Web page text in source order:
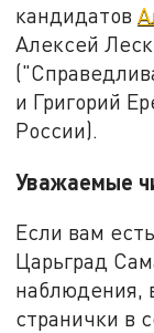
кандидатов
Алексей
и Григорий
России).
Уважаемые
Если вам
Царьград
наблюдения,
странички в